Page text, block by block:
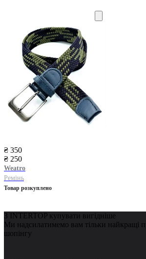
₴ 350
₴ 250
Weatro
Ремінь
Товар розкуплено
З INTERTOP купувати вигідніше
Ми надсилатимемо вам тільки найкращі
шопінгу